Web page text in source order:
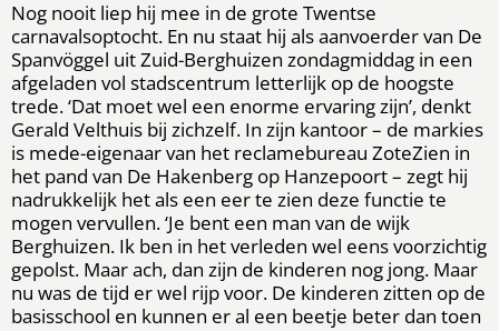
Nog nooit liep hij mee in de grote Twentse
carnavalsoptocht. En nu staat hij als aanvoerder van De
Spanvöggel uit Zuid-Berghuizen zondagmiddag in een
afgeladen vol stadscentrum letterlijk op de hoogste
trede. ‘Dat moet wel een enorme ervaring zijn’, denkt
Gerald Velthuis bij zichzelf. In zijn kantoor – de markies
is mede-eigenaar van het reclamebureau ZoteZien in
het pand van De Hakenberg op Hanzepoort – zegt hij
nadrukkelijk het als een eer te zien deze functie te
mogen vervullen. ‘Je bent een man van de wijk
Berghuizen. Ik ben in het verleden wel eens voorzichtig
gepolst. Maar ach, dan zijn de kinderen nog jong. Maar
nu was de tijd er wel rijp voor. De kinderen zitten op de
basisschool en kunnen er al een beetje beter dan toen